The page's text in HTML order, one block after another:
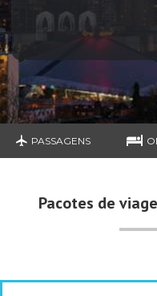
PASSAGENS
Pacotes de